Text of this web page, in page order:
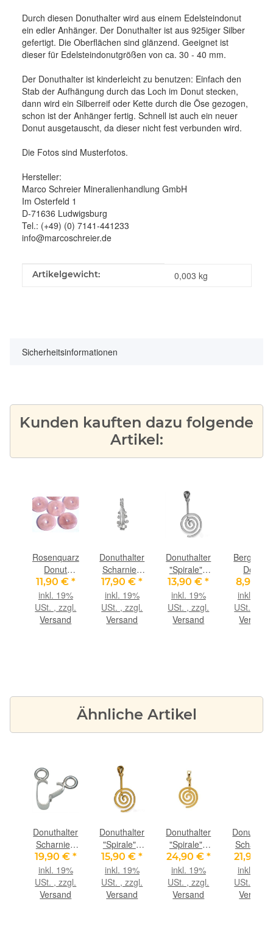
Durch diesen Donuthalter wird aus einem Edelsteindonut
ein edler Anhänger. Der Donuthalter ist aus 925iger Silber
gefertigt. Die Oberflächen sind glänzend. Geeignet ist
dieser für Edelsteindonutgrößen von ca. 30 - 40 mm.
Der Donuthalter ist kinderleicht zu benutzen: Einfach den
Stab der Aufhängung durch das Loch im Donut stecken,
dann wird ein Silberreif oder Kette durch die Öse gezogen,
schon ist der Anhänger fertig. Schnell ist auch ein neuer
Donut ausgetauscht, da dieser nicht fest verbunden wird.
Die Fotos sind Musterfotos.
Hersteller:
Marco Schreier Mineralienhandlung GmbH
Im Osterfeld 1
D-71636 Ludwigsburg
Tel.: (+49) (0) 7141-441233
info@marcoschreier.de
Produkteigenschaft
Wert
Artikelgewicht: 0,003 kg
Sicherheitsinformationen
Kunden kauften dazu folgende
Artikel:
Rosenquarz
Donut
Edelstein
40 mm
(7,5-9 mm
stark) - AA-
11,90 € *
inkl. 19%
USt. , zzgl.
Versand
Donuthalter
Scharnier-
Clip
"Wasserfall"
925iger
Silber,
17,90 €*
inkl. 19%
USt. , zzgl.
Versand
Donuthalter
"Spirale" -
925iger
Silber
glänzend
für 30 mm
13,90 €*
inkl. 19%
USt. , zzgl.
Versand
Donut
Edelstein
30 mm (6
mm
8,90 €
inkl. 19%
USt. ,
Versand
Ähnliche Artikel
Donuthalter
Scharnier-
Clip,
925iger
Silber,
glänzend
19,90 € *
inkl. 19%
USt. , zzgl.
Versand
Donuthalter
"Spirale" -
925iger
Silber,
vergoldet,
glänzend
15,90 €*
inkl. 19%
USt. , zzgl.
Versand
Donuthalter
"Spirale" -
925iger
Silber,
vergoldet,
matt für 50
24,90 € *
inkl. 19%
USt. , zzgl.
Versand
Clip,
925iger
Silber,
glänzend
21,90 €
inkl. 19%
USt. ,
Versand